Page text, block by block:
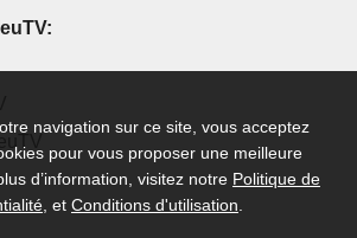
navigation sur ce site, vous acceptez
pour vous proposer une meilleure
d’information, visitez notre Politique de
, et Conditions d'utilisation